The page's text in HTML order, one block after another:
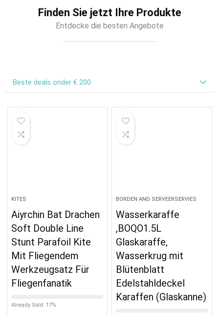
Finden Sie jetzt Ihre Produkte
Entdecke die besten Angebote
Beste deals onder € 200
KITES
Aiyrchin Bat Drachen
Soft Double Line
Stunt Parafoil Kite
Mit Fliegendem
Werkzeugsatz Für
Fliegenfanatik
Already Sold: 17%
BORDEN AND SERVEERSERVIES
Wasserkaraffe
,BOQO1.5L
Glaskaraffe,
Wasserkrug mit
Blütenblatt
Edelstahldeckel
Karaffen (Glaskanne)